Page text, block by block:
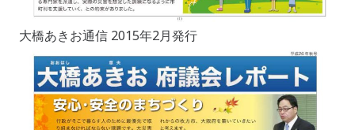
大橋あきお通信 2015年2月発行